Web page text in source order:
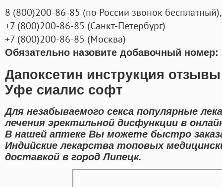
8 (800)200-86-85 (по России звонок бесплатный),
+7 (800)200-86-85 (Санкт-Петербург)
+7 (800)200-86-85 (Москва)
Обязательно назовите добавочный номер:
Дапоксетин инструкция
Уфе сиалис софт
Для незабываемого секса популярные
лечения эректильной дисфункции в
В нашей аптеке Вы можете быстро
Индийские лекарства топовых
доставкой в город Липецк.